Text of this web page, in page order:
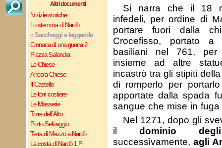
Altri documenti
Notizie storiche
Lo stemma di Nardò
»Saccheggi e leggende
Cronaca di una guerra 2
Piazza Salandra
Le Chiese
Ancora Chiese
Il Castello
Le torri costiere
Le Masserie
Torre dell`Alto
Porto Selvaggio
Terra di Mezzo a Nardò
La costa di Nardò 1 P.
Si narra che il 18
infedeli, per ordine di
portare fuori dalla
Crocefisso, portato
basiliani nel 761,
insieme ad altre
incastrò tra gli stipiti
di romperlo per
apportate dalla spada
sangue che mise in fuga
Nel 1271, dopo gli
il dominio
successivamente, agli